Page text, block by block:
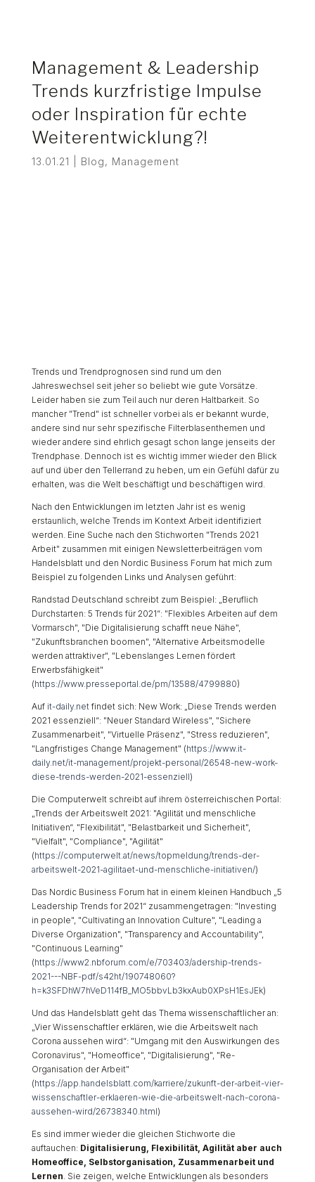
Management & Leadership
Trends kurzfristige Impulse
oder Inspiration für echte
Weiterentwicklung?!
13.01.21 Blog, Management
Trends und Trendprognosen sind rund um den
Jahreswechsel seit jeher so beliebt wie gute Vorsätze.
Leider haben sie zum Teil auch nur deren Haltbarkeit. So
mancher "Trend" ist schneller vorbei als er bekannt wurde,
andere sind nur sehr spezifische Filterblasenthemen und
wieder andere sind ehrlich gesagt schon lange jenseits der
Trendphase. Dennoch ist es wichtig immer wieder den Blick
auf und über den Tellerrand zu heben, um ein Gefühl dafür zu
erhalten, was die Welt beschäftigt und beschäftigen wird.
Nach den Entwicklungen im letzten Jahr ist es wenig
erstaunlich, welche Trends im Kontext Arbeit identifiziert
werden. Eine Suche nach den Stichworten "Trends 2021
Arbeit" zusammen mit einigen Newsletterbeiträgen vom
Handelsblatt und den Nordic Business Forum hat mich zum
Beispiel zu folgenden Links und Analysen geführt:
Randstad Deutschland schreibt zum Beispiel: „Beruflich
Durchstarten: 5 Trends für 2021“: "Flexibles Arbeiten auf dem
Vormarsch", "Die Digitalisierung schafft neue Nähe",
"Zukunftsbranchen boomen", "Alternative Arbeitsmodelle
werden attraktiver", "Lebenslanges Lernen fördert
Erwerbsfähigkeit"
(https://www.presseportal.de/pm/13588/4799880)
Auf it-daily.netfindet sich: New Work: „Diese Trends werden
2021 essenziell“: "Neuer Standard Wireless", "Sichere
Zusammenarbeit", "Virtuelle Präsenz", "Stress reduzieren",
"Langfristiges Change Management" (https://www.it-
daily.net/it-management/projekt-personal/26548-new-work-
diese-trends-werden-2021-essenziell)
Die Computerwelt schreibt auf ihrem österreichischen Portal:
„Trends der Arbeitswelt 2021: "Agilität und menschliche
Initiativen“, "Flexibilität", "Belastbarkeit und Sicherheit",
"Vielfalt", "Compliance", "Agilität"
(https://computerwelt.at/news/topmeldung/trends-der-
arbeitswelt-2021-agilitaet-und-menschliche-initiativen/)
Das Nordic Business Forum hat in einem kleinen Handbuch „5
Leadership Trends for 2021“ zusammengetragen: "Investing
in people", "Cultivating an Innovation Culture", "Leading a
Diverse Organization", "Transparency and Accountability",
"Continuous Learning"
(https://www2.nbforum.com/e/703403/adership-trends-
2021---NBF-pdf/s42ht/190748060?
h=k3SFDhW7hVeD114fB_MO5bbvLb3kxAub0XPsH1EsJEk)
Und das Handelsblatt geht das Thema wissenschaftlicher an:
„Vier Wissenschaftler erklären, wie die Arbeitswelt nach
Corona aussehen wird“: "Umgang mit den Auswirkungen des
Coronavirus", "Homeoffice", "Digitalisierung", "Re-
Organisation der Arbeit"
(https://app.handelsblatt.com/karriere/zukunft-der-arbeit-vier-
wissenschaftler-erklaeren-wie-die-arbeitswelt-nach-corona-
aussehen-wird/26738340.html)
Es sind immer wieder die gleichen Stichworte die
auftauchen:Digitalisierung, Flexibilität, Agilität aber auch
Homeoffice, Selbstorganisation, Zusammenarbeit und
Lernen . Sie zeigen, welche Entwicklungen als besonders